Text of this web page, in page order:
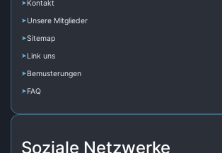
Kontakt
Unsere Mitglieder
Sitemap
Link uns
Bemusterungen
FAQ
Soziale Netzwerke